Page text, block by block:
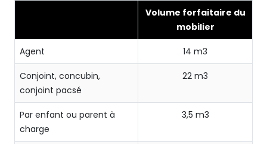
Volume forfaitaire du
mobilier
Agent 14 m3
Conjoint, concubin,
conjoint pacsé
22 m3
Par enfant ou parent à
charge
3,5 m3